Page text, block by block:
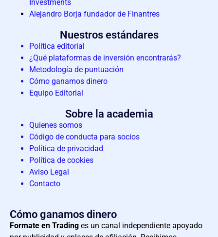
Investments
Alejandro Borja fundador de Finantres
Nuestros estándares
Política editorial
¿Qué plataformas de inversión encontrarás?
Metodología de puntuación
Cómo ganamos dinero​
Equipo Editorial
Sobre la academia
Quienes somos
Código de conducta para socios
Política de privacidad
Política de cookies
Aviso Legal
Contacto
Cómo ganamos dinero
Formate en Trading es un canal independiente apoyado